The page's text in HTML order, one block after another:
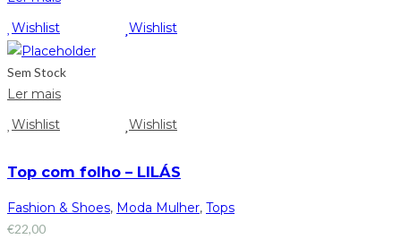
Wishlist
Wishlist
Sem Stock
Ler mais
Wishlist
Wishlist
Top com folho – LILÁS
Fashion & Shoes, Moda Mulher, Tops
€22,00